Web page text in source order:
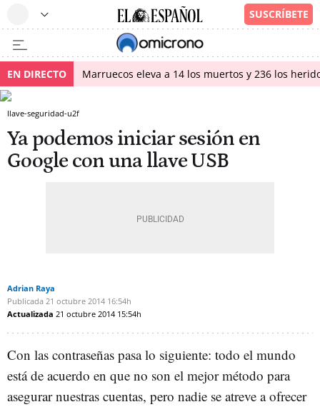
EN DIRECTO Marruecos eleva a 14 los muertos y 236 los
llave-seguridad-u2f
Ya podemos iniciar sesión en
Google con una llave USB
Adrian Raya
Publicada 21 octubre 2014 16:54h
Actualizada 21 octubre 2014 15:54h
Con las contraseñas pasa lo siguiente: todo el mundo
está de acuerdo en que no son el mejor método para
asegurar nuestras cuentas, pero nadie se atreve a ofrecer